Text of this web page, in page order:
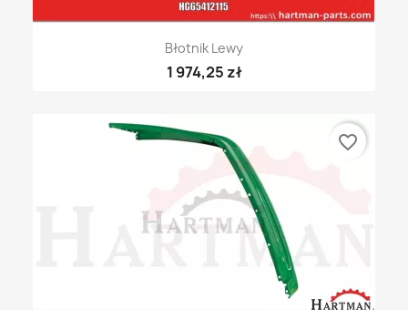
Błotnik Lewy
1 974,25 zł
favorite_border